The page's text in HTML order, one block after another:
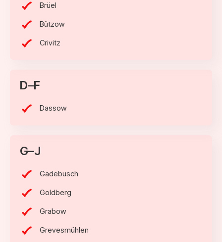
Brüel
Bützow
Crivitz
D–F
Dassow
G–J
Gadebusch
Goldberg
Grabow
Grevesmühlen